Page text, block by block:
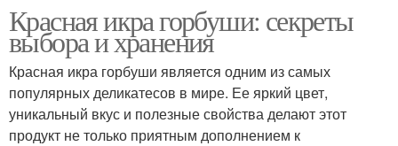
Красная икра горбуши: секреты
выбора и хранения
Красная икра горбуши является одним из самых
популярных деликатесов в мире. Ее яркий цвет,
уникальный вкус и полезные свойства делают этот
продукт не только приятным дополнением к